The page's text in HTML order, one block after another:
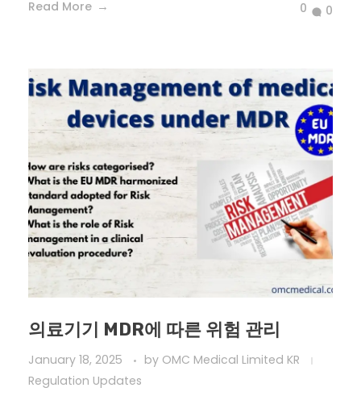
Read More 0 0
의료기기 MDR에 따른 위험 관리
January 18, 2025 by OMC Medical Limited KR
Regulation Updates